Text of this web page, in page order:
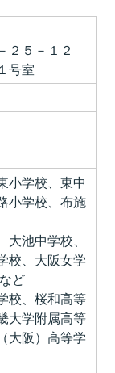
２５－１２
号室
小学校、東中
小学校、布施
池中学校、
校、大阪女学
ど
校、桜和高等
大学附属高等
大阪）高等学